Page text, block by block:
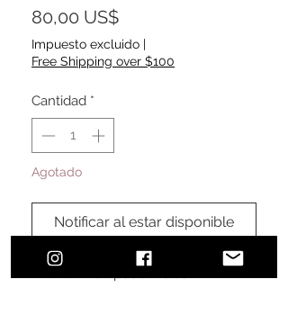
80,00 US$Precio
Impuesto excluido |
Free Shipping over $100
Cantidad *
Agotado
Notificar al estar disponible